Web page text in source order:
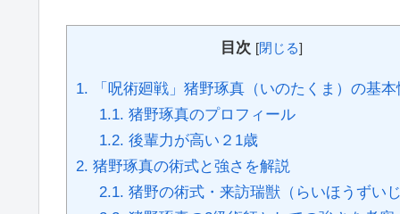
目次 [閉じる]
1. 「呪術廻戦」猪野琢真（いのたくま）の基本
1.1. 猪野琢真のプロフィール
1.2. 後輩力が高い２1歳
2. 猪野琢真の術式と強さを解説
2.1. 猪野の術式・来訪瑞獣（らいほうずいじ